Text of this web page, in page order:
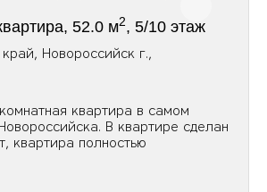
52.0 м2, 5/10 этаж
Новороссийск г.,
квартира в самом
В квартире сделан
квартира полностью